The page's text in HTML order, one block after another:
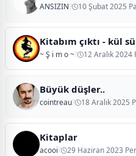
ANSIZIN? 10 Şubat 2025
Kitabım çıktı - kül
~ Ş i m o ~? 12 Aralık
Büyük düşler..
cointreau? 18 Aralık 2025
Kitaplar
acooi? 29 Haziran 2023